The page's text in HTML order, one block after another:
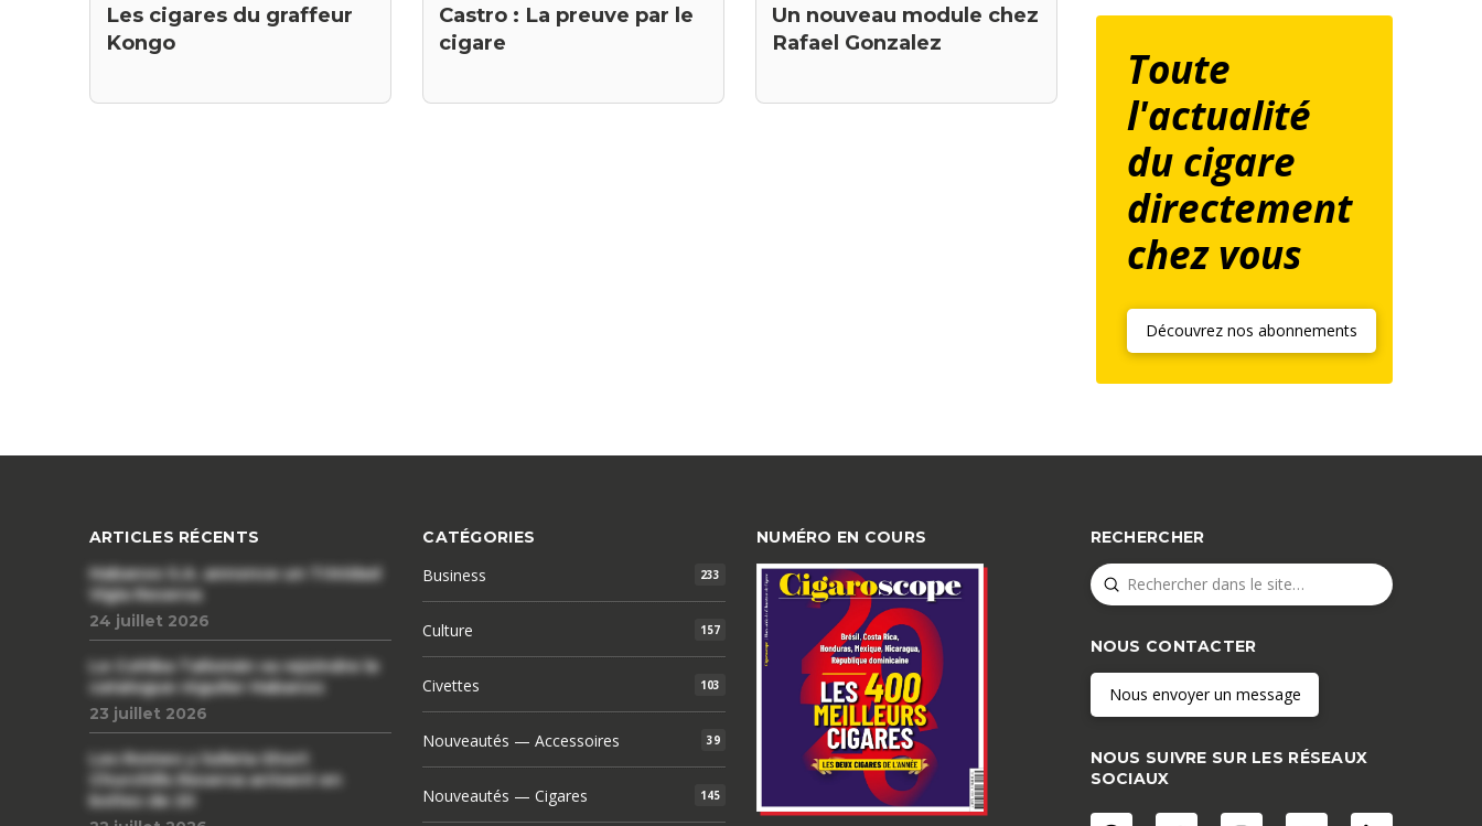
Les cigares du graffeur
Kongo
Castro : La preuve par le
cigare
Un nouveau module chez
Rafael Gonzalez
Toute
l'actualité
du cigare
directement
chez vous
Découvrez nos abonnements
ARTICLES RÉCENTS
Habanos S.A. annonce un Trinidad
Vigia Reserva
24 juillet 2026
Le Cohiba Talismán va rejoindre le
catalogue régulier Habanos
23 juillet 2026
Les Romeo y Julieta Short
Churchills Reserva arrivent en
boîtes de 20
CATÉGORIES
Business 233
Culture 157
Civettes 103
Nouveautés — Accessoires 39
Nouveautés — Cigares 145
NUMÉRO EN COURS RECHERCHER
Search
Submit
NOUS CONTACTER
Nous envoyer un message
NOUS SUIVRE SUR LES RÉSEAUX
SOCIAUX